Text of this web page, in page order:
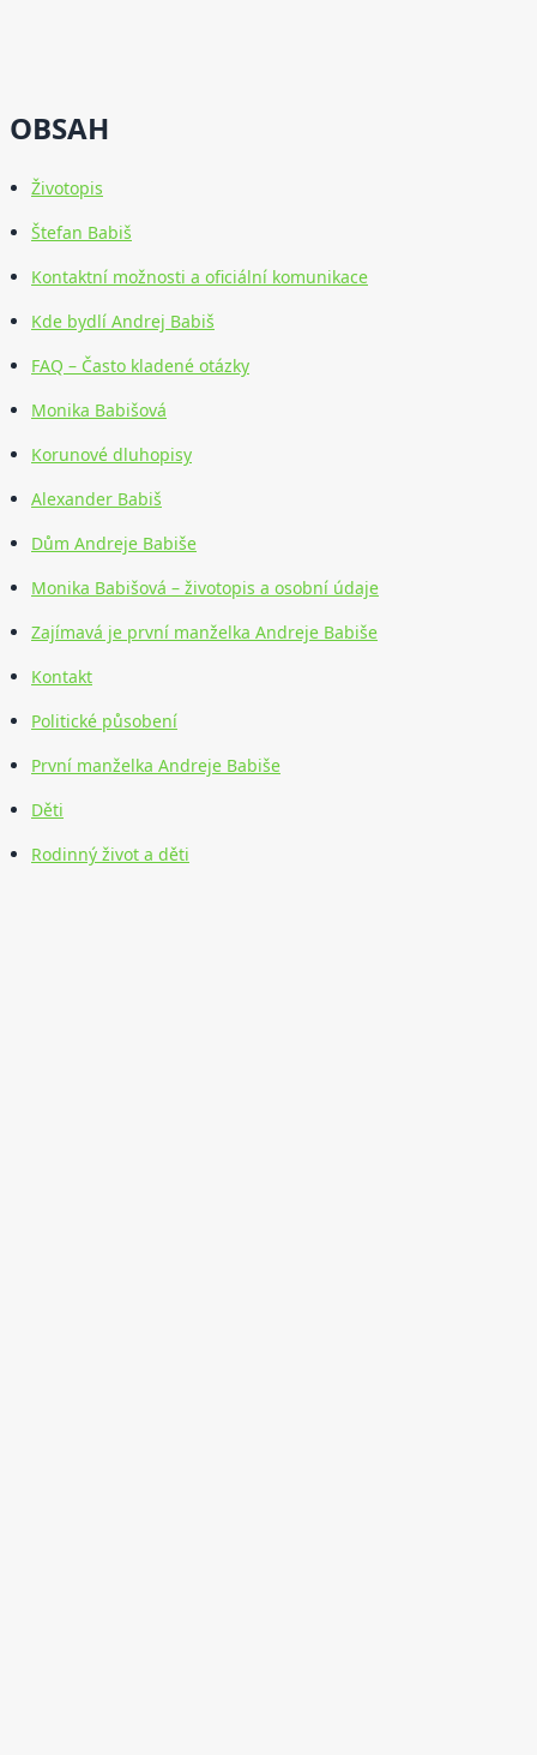
OBSAH
Životopis
Štefan Babiš
Kontaktní možnosti a oficiální komunikace
Kde bydlí Andrej Babiš
FAQ – Často kladené otázky
Monika Babišová
Korunové dluhopisy
Alexander Babiš
Dům Andreje Babiše
Monika Babišová – životopis a osobní údaje
Zajímavá je první manželka Andreje Babiše
Kontakt
Politické působení
První manželka Andreje Babiše
Děti
Rodinný život a děti